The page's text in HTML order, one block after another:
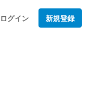
ログイン 新規登録